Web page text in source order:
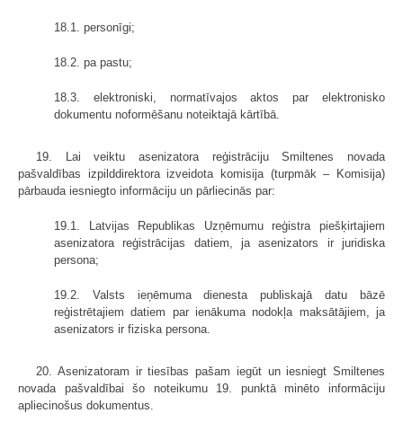
18.1. personīgi;
18.2. pa pastu;
18.3. elektroniski, normatīvajos aktos par elektronisko
dokumentu noformēšanu noteiktajā kārtībā.
19. Lai veiktu asenizatora reģistrāciju Smiltenes novada
pašvaldības izpilddirektora izveidota komisija (turpmāk – Komisija)
pārbauda iesniegto informāciju un pārliecinās par:
19.1. Latvijas Republikas Uzņēmumu reģistra piešķirtajiem
asenizatora reģistrācijas datiem, ja asenizators ir juridiska
persona;
19.2. Valsts ieņēmuma dienesta publiskajā datu bāzē
reģistrētajiem datiem par ienākuma nodokļa maksātājiem, ja
asenizators ir fiziska persona.
20. Asenizatoram ir tiesības pašam iegūt un iesniegt Smiltenes
novada pašvaldībai šo noteikumu 19. punktā minēto informāciju
apliecinošus dokumentus.